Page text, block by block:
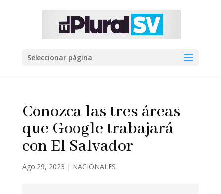
Seleccionar página
Conozca las tres áreas
que Google trabajará
con El Salvador
Ago 29, 2023 | NACIONALES